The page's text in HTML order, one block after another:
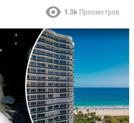
1.3k Просмотров